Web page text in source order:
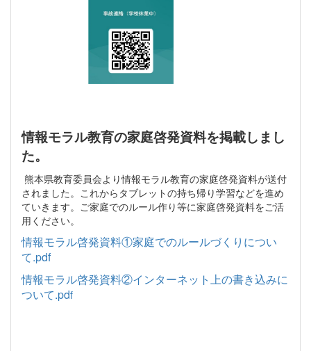
情報モラル教育の家庭啓発資料を掲載しまし
た。
熊本県教育委員会より情報モラル教育の家庭啓発資料が送付
されました。これからタブレットの持ち帰り学習などを進め
ていきます。ご家庭でのルール作り等に家庭啓発資料をご活
用ください。
情報モラル啓発資料①家庭でのルールづくりについ
て.pdf
情報モラル啓発資料②インターネット上の書き込みに
ついて.pdf